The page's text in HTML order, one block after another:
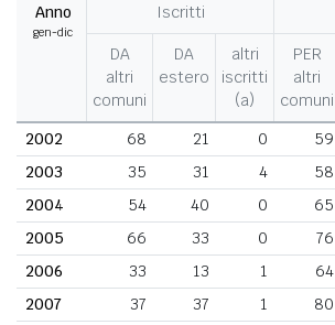
Anno
gen-dic
Iscritti
DA
altri
comuni
DA
estero
altri
iscritti
(a)
PER
altri
comuni
2002
68 21 0 59
2003
35 31 4 58
2004
54 40 0 65
2005
66 33 0 76
2006
33 13 1 64
2007
37 37 1 80